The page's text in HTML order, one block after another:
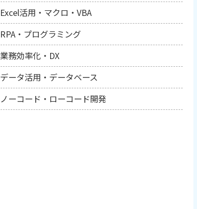
Excel活用・マクロ・VBA
RPA・プログラミング
業務効率化・DX
データ活用・データベース
ノーコード・ローコード開発